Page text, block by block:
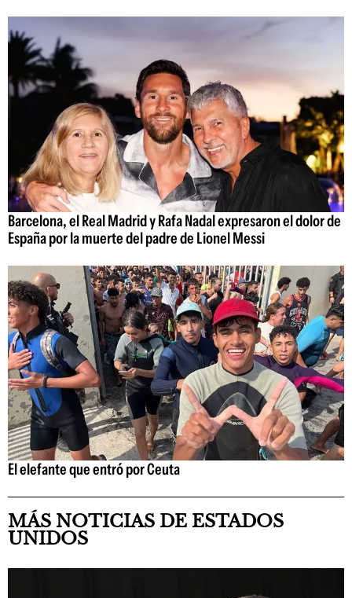
Barcelona, el Real Madrid y Rafa Nadal expresaron el dolor de
España por la muerte del padre de Lionel Messi
El elefante que entró por Ceuta
MÁS NOTICIAS DE ESTADOS
UNIDOS